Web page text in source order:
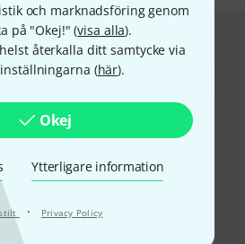
och marknadsföring genom
på "Okej!" (visa alla).
återkalla ditt samtycke via
(här).
Okej
Ytterligare information
· Privacy Policy
och säkert med
Klarna Direktbetalningeller